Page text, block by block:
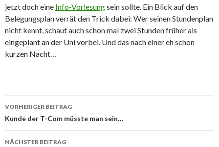
jetzt doch eine Info-Vorlesungsein sollte. Ein Blick auf den
Belegungsplan verrät den Trick dabei: Wer seinen Stundenplan
nicht kennt, schaut auch schon mal zwei Stunden früher als
eingeplant an der Uni vorbei. Und das nach einer eh schon
kurzen Nacht…
Beitrags-
Navigation
VORHERIGER BEITRAG
Kunde der T-Com müsste man sein…
NÄCHSTER BEITRAG